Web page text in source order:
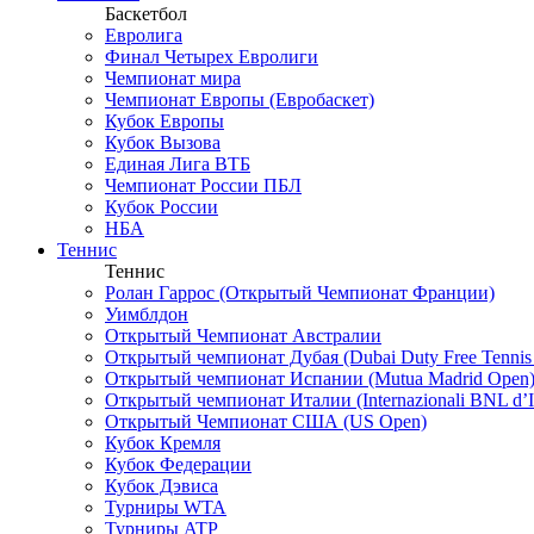
Баскетбол
Евролига
Финал Четырех Евролиги
Чемпионат мира
Чемпионат Европы (Евробаскет)
Кубок Европы
Кубок Вызова
Единая Лига ВТБ
Чемпионат России ПБЛ
Кубок России
НБА
Теннис
Теннис
Ролан Гаррос (Открытый Чемпионат Франции)
Уимблдон
Открытый Чемпионат Австралии
Открытый чемпионат Дубая (Dubai Duty Free Tennis
Открытый чемпионат Испании (Mutua Madrid Open)
Открытый чемпионат Италии (Internazionali BNL
Открытый Чемпионат США (US Open)
Кубок Кремля
Кубок Федерации
Кубок Дэвиса
Турниры WTA
Турниры ATP